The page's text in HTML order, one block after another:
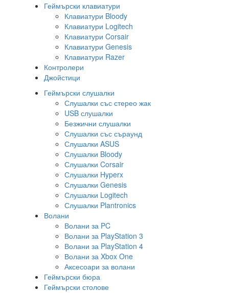
Геймърски клавиатури
Клавиатури Bloody
Клавиатури Logitech
Клавиатури Corsair
Клавиатури Genesis
Клавиатури Razer
Контролери
Джойстици
Геймърски слушалки
Слушалки със стерео жак
USB слушалки
Безжични слушалки
Слушалки със съраунд
Слушалки ASUS
Слушалки Bloody
Слушалки Corsair
Слушалки Hyperx
Слушалки Genesis
Слушалки Logitech
Слушалки Plantronics
Волани
Волани за PC
Волани за PlayStation 3
Волани за PlayStation 4
Волани за Xbox One
Аксесоари за волани
Геймърски бюра
Геймърски столове